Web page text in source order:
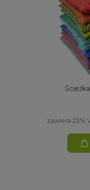
zawiera 23%